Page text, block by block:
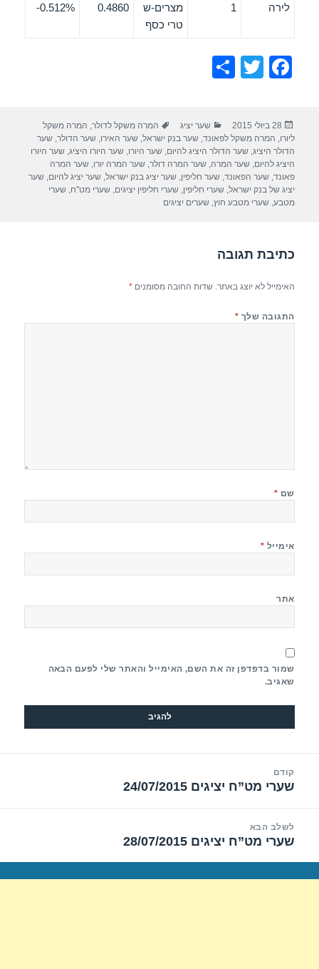
לירה 1
מצרים-ש
טרי כסף
0.4860
0.512%-
F
e
b
o
o
T
er
e
פורסם
בתאריך
28 ביולי 2015 קטגוריות
שער יציג תגיות
המרה משקל לדולר, המרה משקל
ליורו, המרה משקל לפאונד,שער בנק ישראל,שער האירו,שער הדולר,שער
הדולר היציג,שער הדולר היציג להיום,שער היורו,שער היורו היציג,שער היורו
היציג להיום,שער המרה,שער המרה דולר,שער המרה יורו,שער המרה
פאונד,שער הפאונד,שער חליפין,שער יציג בנק ישראל,שער יציג להיום,שער
יציג של בנק ישראל,שערי חליפין,שערי חליפין יציגים,שערי מט"ח,שערי
מטבע,שערי מטבע חוץ,שערים יציגים
כתיבת תגובה
האימייל לא יוצג באתר. שדות החובה מסומנים*
התגובה שלך *
שם *
אימייל *
אתר
שמור בדפדפן זה את השם, האימייל והאתר שלי לפעם הבאה
שאגיב.
קודם
הפוסט
שערי מט”ח יציגים 24/07/2015
לשלב הבא
הפוסט
שערי מט”ח יציגים 28/07/2015